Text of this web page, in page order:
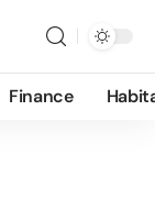
Finance